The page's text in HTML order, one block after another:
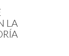
LA